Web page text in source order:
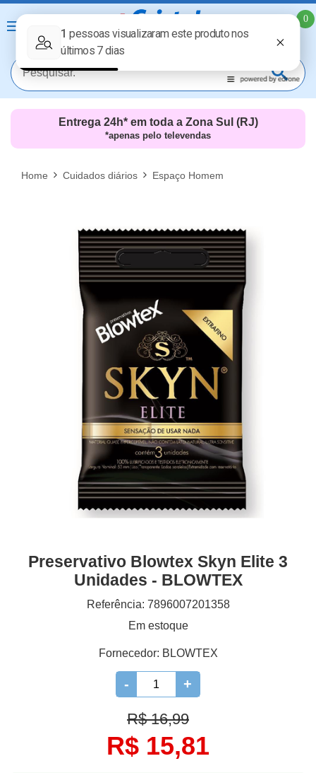
0
MAIS RESULTADOS
Entrega 24h* em toda a Zona Sul (RJ)
*apenas pelo televendas
Home Cuidados diários Espaço Homem
Preservativo Blowtex Skyn Elite 3
Unidades - BLOWTEX
Referência: 7896007201358
Em estoque
Fornecedor: BLOWTEX
- +
R$ 16,99
R$ 15,81